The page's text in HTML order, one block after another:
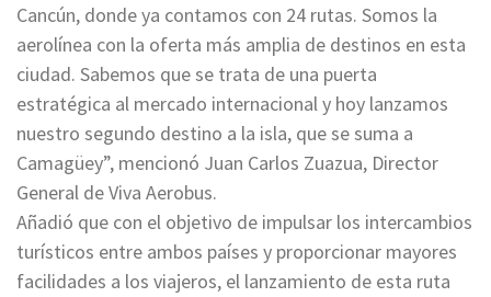
Cancún, donde ya contamos con 24 rutas. Somos la
aerolínea con la oferta más amplia de destinos en esta
ciudad. Sabemos que se trata de una puerta
estratégica al mercado internacional y hoy lanzamos
nuestro segundo destino a la isla, que se suma a
Camagüey”, mencionó Juan Carlos Zuazua, Director
General de Viva Aerobus.
Añadió que con el objetivo de impulsar los intercambios
turísticos entre ambos países y proporcionar mayores
facilidades a los viajeros, el lanzamiento de esta ruta